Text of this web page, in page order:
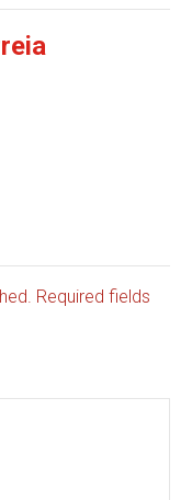
Required fields